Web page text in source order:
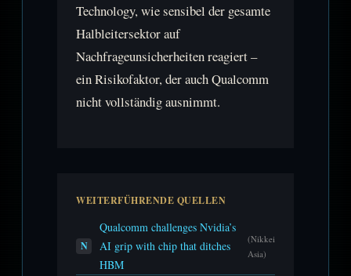
Technology, wie sensibel der gesamte
Halbleitersektor auf
Nachfrageunsicherheiten reagiert –
ein Risikofaktor, der auch Qualcomm
nicht vollständig ausnimmt.
WEITERFÜHRENDE QUELLEN
N
Qualcomm challenges Nvidia’s
AI grip with chip that ditches
HBM
(Nikkei
Asia)